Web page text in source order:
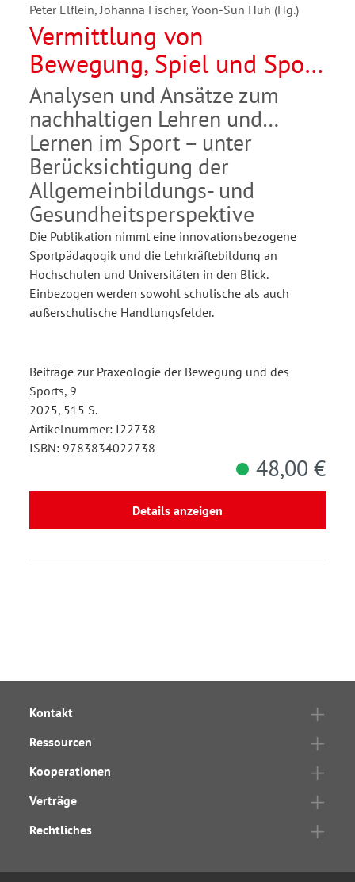
Peter Elflein, Johanna Fischer, Yoon-Sun Huh (Hg.)
Vermittlung von
Bewegung, Spiel und Sport
in pädagogischer
Perspektive
Analysen und Ansätze zum
nachhaltigen Lehren und
Lernen im Sport – unter
Berücksichtigung der
Allgemeinbildungs- und
Gesundheitsperspektive
Die Publikation nimmt eine innovationsbezogene
Sportpädagogik und die Lehrkräftebildung an
Hochschulen und Universitäten in den Blick.
Einbezogen werden sowohl schulische als auch
außerschulische Handlungsfelder.
Beiträge zur Praxeologie der Bewegung und des
Sports, 9
2025, 515 S.
Artikelnummer: I22738
ISBN: 9783834022738
48,00 €
Details anzeigen
Kontakt
Ressourcen
Kooperationen
Verträge
Rechtliches